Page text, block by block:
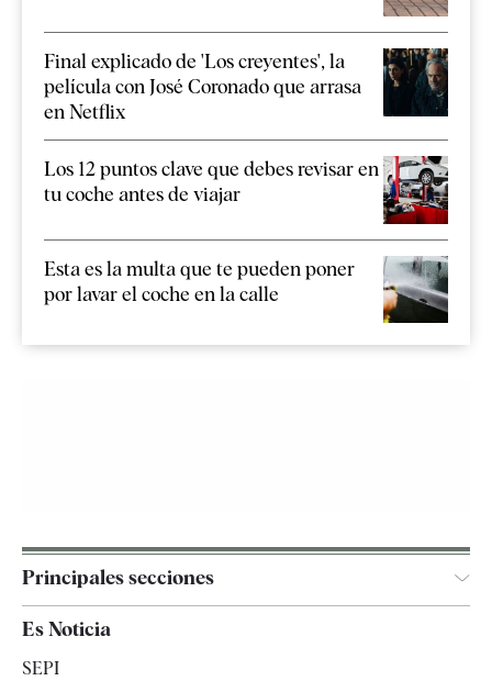
Final explicado de 'Los creyentes', la
película con José Coronado que arrasa
en Netflix
Los 12 puntos clave que debes revisar en
tu coche antes de viajar
Esta es la multa que te pueden poner
por lavar el coche en la calle
Principales secciones
España
Es Noticia
SEPI